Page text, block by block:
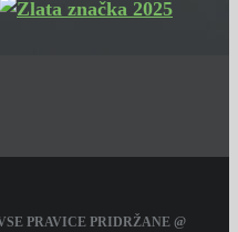
PRAVICE PRIDRŽANE @